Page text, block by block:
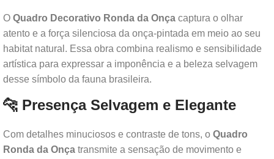
O Quadro Decorativo Ronda da Onça captura o olhar
atento e a força silenciosa da onça-pintada em meio ao seu
habitat natural. Essa obra combina realismo e sensibilidade
artística para expressar a imponência e a beleza selvagem
desse símbolo da fauna brasileira.
🐆 Presença Selvagem e Elegante
Com detalhes minuciosos e contraste de tons, o Quadro
Ronda da Onça transmite a sensação de movimento e